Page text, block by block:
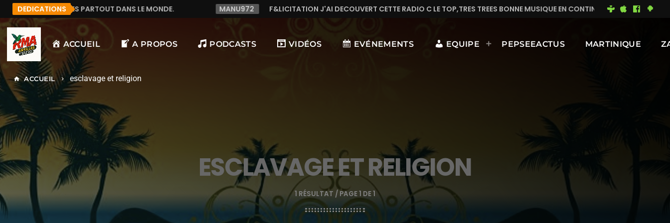
DEDICATIONS
DANS LE MONDE. MANU972 F&LICITATION J'AI DECOUVERT CETTE RADIO C LE TOP,TRES TREES BONNE MUSIQUE EN CONTINUE MIMI DU 93 BONNE JOURNÉE
ACCUEIL A PROPOS PODCASTS VIDÉOS EVÉNEMENTS EQUIPE PEPSEEACTUS MARTINIQUE
home ACCUEIL keyboard_arrow_right esclavage et religion
ESCLAVAGE ET RELIGION
1 RÉSULTAT / PAGE 1 DE 1